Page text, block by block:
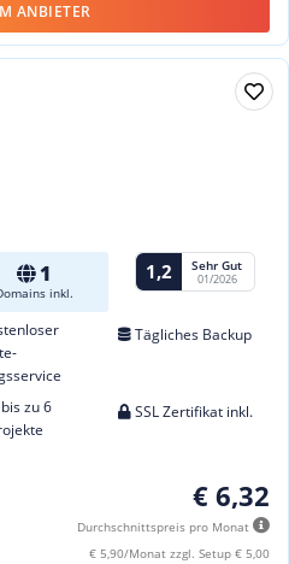
ANBIETER
1
inkl.
1,2 Sehr Gut
01/2026
Tägliches Backup
zu 6
SSL Zertifikat inkl.
€ 6,32
Durchschnittspreis pro Monat
€ 5,90/Monat zzgl. Setup € 5,00